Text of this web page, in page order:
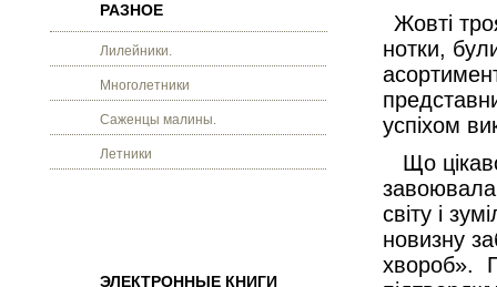
РАЗНОЕ
Лилейники.
Многолетники
Саженцы малины.
Летники
ЭЛЕКТРОННЫЕ КНИГИ
Жовті
нотки,
успіхом
Що
світу і
новизну
хвороб».